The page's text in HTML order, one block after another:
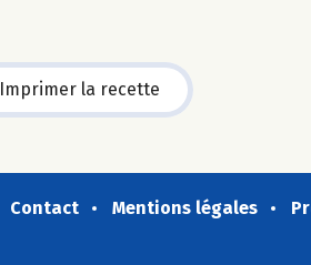
Imprimer la recette
Contact Mentions légales